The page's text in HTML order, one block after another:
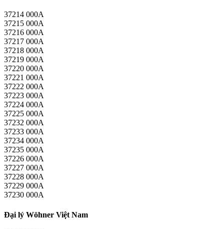
37214 000A
37215 000A
37216 000A
37217 000A
37218 000A
37219 000A
37220 000A
37221 000A
37222 000A
37223 000A
37224 000A
37225 000A
37232 000A
37233 000A
37234 000A
37235 000A
37226 000A
37227 000A
37228 000A
37229 000A
37230 000A
Đại lý Wöhner Việt Nam